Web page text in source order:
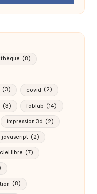
(8)
(3) covid (2)
(3) fablab (14)
impression 3d (2)
javascript (2)
libre (7)
(8)